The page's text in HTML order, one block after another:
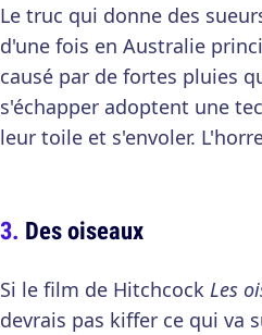
Le truc qui donne des
d'une fois en Australie
causé par de fortes pluies
s'échapper adoptent une
leur toile et s'envoler.
Des oiseaux
Si le film de Hitchcock Les
devrais pas kiffer ce qui va